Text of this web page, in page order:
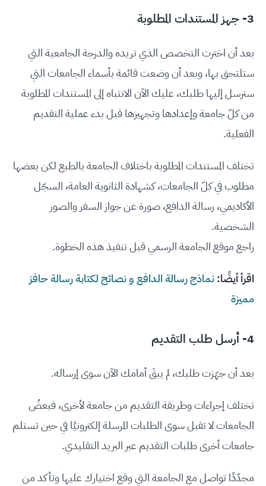
3- جهز المستندات المطلوبة
بعد أن اخترت التخصص الذي تريده والدرجة الجامعية التي
ستلتحق بها، وبعد أن وضعت قائمة بأسماء الجامعات التي
سترسل إليها طلبك، عليك الآن الانتباه إلى المستندات المطلوبة
من كلّ جامعة وإعدادها وتجهيزها قبل بدء عملية التقديم
الفعلية.
تختلف المستندات المطلوبة باختلاف الجامعة بالطبع لكن بعضها
مطلوب في كلّ الجامعات، كشهادة الثانوية العامة، السجّل
الأكاديمي، رسالة الدافع، صورة عن جواز السفر والصور
الشخصية.
راجع موقع الجامعة الرسمي قبل تنفيذ هذه الخطوة.
اقرأ أيضًا:نماذج رسالة الدافع و نصائح لكتابة رسالة حافز
مميزة
4- أرسل طلب التقديم
بعد أن جهّزت طلبك، لم يبقَ أمامك الآن سوى إرساله.
تختلف إجراءات وطريقة التقديم من جامعة لأخرى، فبعضُ
الجامعات لا تقبل سوى الطلبات المرسلة إلكترونيًا في حين تستلم
جامعات أخرى طلبات التقديم عبر البريد التقليدي.
مجدّدًا تواصل مع الجامعة التي وقع اختيارك عليها وتأكد من